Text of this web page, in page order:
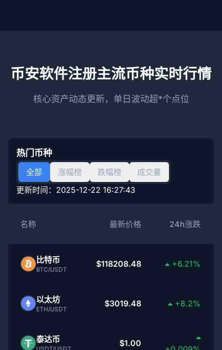
币安软件注册主流币种实时行情
核心资产动态更新，单日波动超*个点位
热门币种
全部 涨幅榜 跌幅榜
成交量
更新时间： 2025-12-22 16:27:43
名称 最新价格 24h涨跌
比特币
BTC/USDT
$118208.48 +6.21%
以太坊
ETH/USDT
$3019.48 +8.2%
泰达币 $1.00